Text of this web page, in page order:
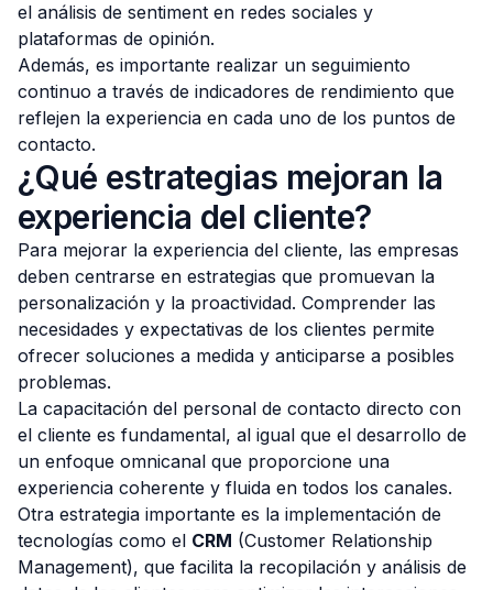
el análisis de sentiment en redes sociales y
plataformas de opinión.
Además, es importante realizar un seguimiento
continuo a través de indicadores de rendimiento que
reflejen la experiencia en cada uno de los puntos de
contacto.
¿Qué estrategias mejoran la
experiencia del cliente?
Para mejorar la experiencia del cliente, las empresas
deben centrarse en estrategias que promuevan la
personalización y la proactividad. Comprender las
necesidades y expectativas de los clientes permite
ofrecer soluciones a medida y anticiparse a posibles
problemas.
La capacitación del personal de contacto directo con
el cliente es fundamental, al igual que el desarrollo de
un enfoque omnicanal que proporcione una
experiencia coherente y fluida en todos los canales.
Otra estrategia importante es la implementación de
tecnologías como el CRM (Customer Relationship
Management), que facilita la recopilación y análisis de